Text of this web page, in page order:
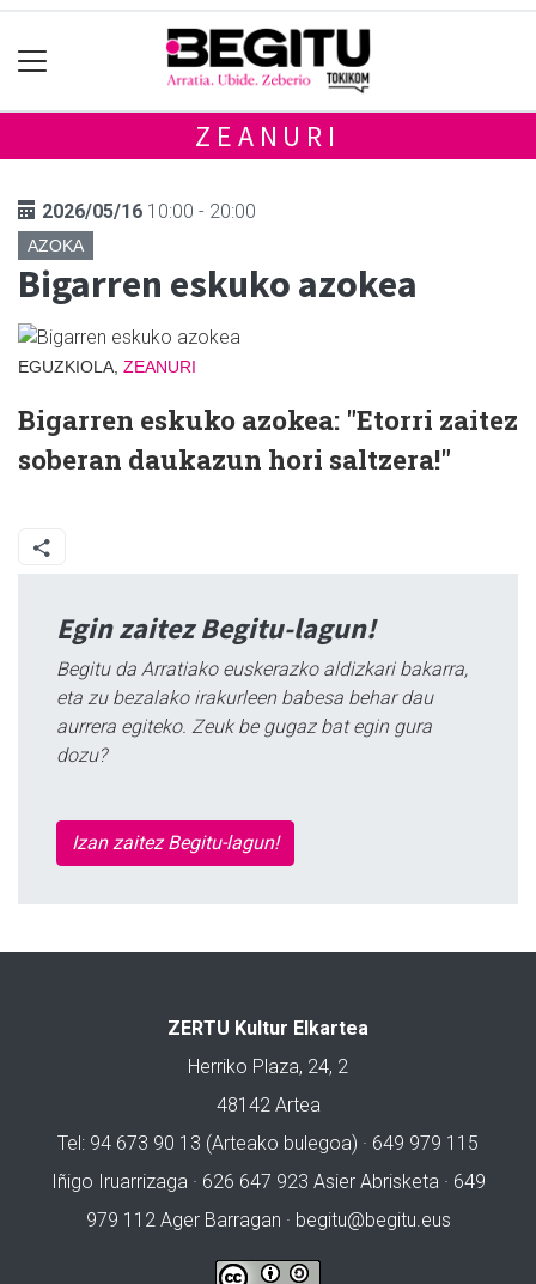
ZEANURI
2026/05/16 10:00 - 20:00
AZOKA
Bigarren eskuko azokea
EGUZKIOLA, ZEANURI
Bigarren eskuko azokea: "Etorri zaitez
soberan daukazun hori saltzera!"
Egin zaitez Begitu-lagun!
Begitu da Arratiako euskerazko aldizkari bakarra,
eta zu bezalako irakurleen babesa behar dau
aurrera egiteko. Zeuk be gugaz bat egin gura
dozu?
Izan zaitez Begitu-lagun!
ZERTU Kultur Elkartea
Herriko Plaza, 24, 2
48142 Artea
Tel: 94 673 90 13 (Arteako bulegoa) · 649 979 115
Iñigo Iruarrizaga · 626 647 923 Asier Abrisketa · 649
979 112 Ager Barragan · begitu@begitu.eus